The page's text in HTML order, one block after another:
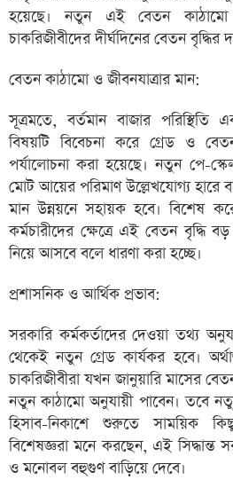
হয়েছে। নতুন এই বেতন কাঠামো
চাকরিজীবীদের দীর্ঘদিনের বেতন
বেতন কাঠামো ও জীবনযাত্রার মান:
সূত্রমতে, বর্তমান বাজার পরিস্থিতি
বিষয়টি বিবেচনা করে গ্রেড ও
পর্যালোচনা করা হয়েছে। নতুন পে-
মোট আয়ের পরিমাণ উল্লেখযোগ্য হারে
মান উন্নয়নে সহায়ক হবে। বিশেষ
কর্মচারীদের ক্ষেত্রে এই বেতন বৃদ্ধি
নিয়ে আসবে বলে ধারণা করা হচ্ছে।
প্রশাসনিক ও আর্থিক প্রভাব:
সরকারি কর্মকর্তাদের দেওয়া তথ্য
থেকেই নতুন গ্রেড কার্যকর হবে।
চাকরিজীবীরা যখন জানুয়ারি মাসের
নতুন কাঠামো অনুযায়ী পাবেন। তবে
হিসাব-নিকাশে শুরুতে সাময়িক
বিশেষজ্ঞরা মনে করছেন, এই সিদ্ধান্ত
ও মনোবল বহুগুণ বাড়িয়ে দেবে।